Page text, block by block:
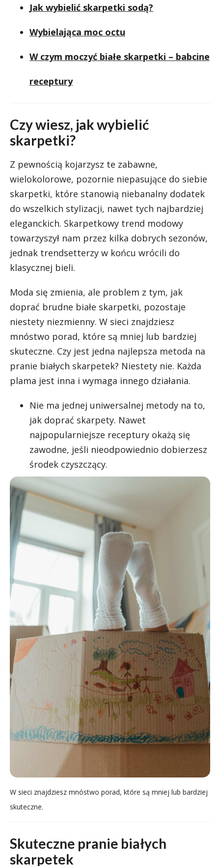
Jak wybielić skarpetki sodą?
Wybielająca moc octu
W czym moczyć białe skarpetki – babcine
receptury
Czy wiesz, jak wybielić
skarpetki?
Z pewnością kojarzysz te zabawne,
wielokolorowe, pozornie niepasujące do siebie
skarpetki, które stanowią niebanalny dodatek
do wszelkich stylizacji, nawet tych najbardziej
eleganckich. Skarpetkowy trend modowy
towarzyszył nam przez kilka dobrych sezonów,
jednak trendsetterzy w końcu wrócili do
klasycznej bieli.
Moda się zmienia, ale problem z tym, jak
doprać brudne białe skarpetki, pozostaje
niestety niezmienny. W sieci znajdziesz
mnóstwo porad, które są mniej lub bardziej
skuteczne. Czy jest jedna najlepsza metoda na
pranie białych skarpetek? Niestety nie. Każda
plama jest inna i wymaga innego działania.
Nie ma jednej uniwersalnej metody na to,
jak doprać skarpety. Nawet
najpopularniejsze receptury okażą się
zawodne, jeśli nieodpowiednio dobierzesz
środek czyszczący.
W sieci znajdziesz mnóstwo porad, które są mniej lub bardziej
skuteczne.
Skuteczne pranie białych
skarpetek